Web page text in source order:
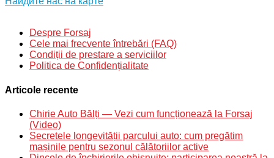
Despre Forsaj
Cele mai frecvente întrebări (FAQ)
Condiții de prestare a serviciilor
Politica de Confidențialitate
Articole recente
Chirie Auto Bălți — Vezi cum funcționează la Forsaj
(Video)
Secretele longevității parcului auto: cum pregătim
mașinile pentru sezonul călătoriilor active